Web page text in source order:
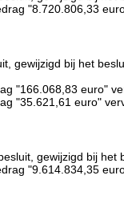
"8.720.806,33
gewijzigd bij het
"166.068,83 euro"
"35.621,61 euro"
gewijzigd bij
"9.614.834,35